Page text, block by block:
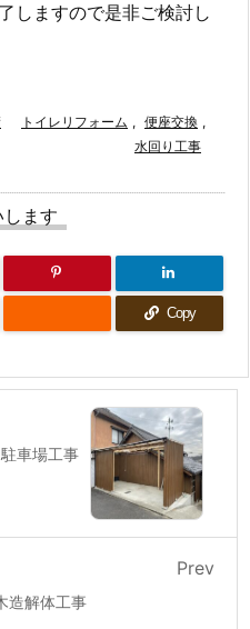
しますので是非ご検討し
トイレリフォーム , 便座交換 ,
水回り工事
ます
Copy
車場工事
造解体工事
Prev